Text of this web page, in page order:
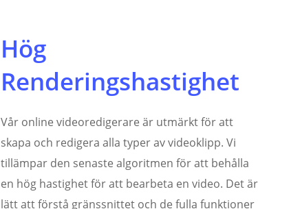
Hög
Renderingshastighet
Vår online videoredigerare är utmärkt för att
skapa och redigera alla typer av videoklipp. Vi
tillämpar den senaste algoritmen för att behålla
en hög hastighet för att bearbeta en video. Det är
lätt att förstå gränssnittet och de fulla funktioner